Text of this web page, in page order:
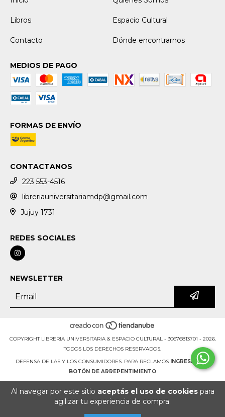
Al navegar por este sitio aceptás el uso de cookiespara
agilizar tu experiencia de compra.
Libros Espacio Cultural
Contacto Dónde encontrarnos
MEDIOS DE PAGO
FORMAS DE ENVÍO
CONTACTANOS
223 553-4516
libreriauniversitariamdp@gmail.com
Jujuy 1731
REDES SOCIALES
NEWSLETTER
COPYRIGHT LIBRERIA UNIVERSITARIA & ESPACIO CULTURAL - 30676813701 - 2026.
TODOS LOS DERECHOS RESERVADOS.
DEFENSA DE LAS Y LOS CONSUMIDORES. PARA RECLAMOS INGRESÁ ACÁ.
BOTÓN DE ARREPENTIMIENTO